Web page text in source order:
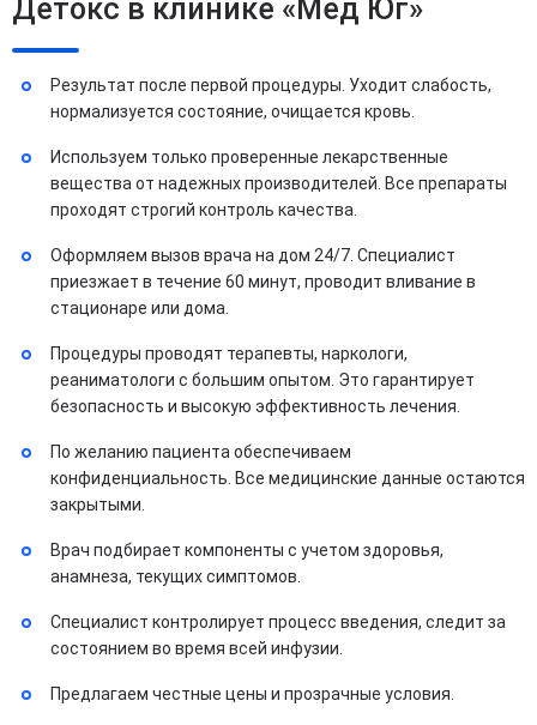
Детокс в клинике «Мед Юг»
Результат после первой процедуры. Уходит слабость,
нормализуется состояние, очищается кровь.
Используем только проверенные лекарственные
вещества от надежных производителей. Все препараты
проходят строгий контроль качества.
Оформляем вызов врача на дом 24/7. Специалист
приезжает в течение 60 минут, проводит вливание в
стационаре или дома.
Процедуры проводят терапевты, наркологи,
реаниматологи с большим опытом. Это гарантирует
безопасность и высокую эффективность лечения.
По желанию пациента обеспечиваем
конфиденциальность. Все медицинские данные остаются
закрытыми.
Врач подбирает компоненты с учетом здоровья,
анамнеза, текущих симптомов.
Специалист контролирует процесс введения, следит за
состоянием во время всей инфузии.
Предлагаем честные цены и прозрачные условия.